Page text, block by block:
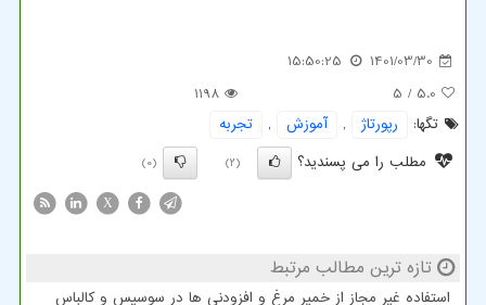
1401/03/30
15:50:25
5.0
/ 5
1198
تگها:
رپورتاژ , آموزش ,
تجربه
مطلب را می پسندید؟
(2)
(0)
X
تازه ترین مطالب مرتبط
استفاده غیر مجاز از خمیر مرغ و افزودنی ها در سوسیس و کالباس